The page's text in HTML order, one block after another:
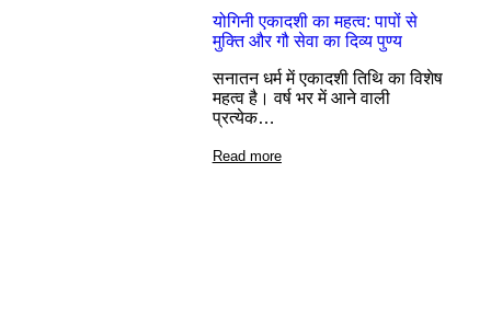
योगिनी एकादशी का महत्व: पापों से
मुक्ति और गौ सेवा का दिव्य पुण्य
सनातन धर्म में एकादशी तिथि का विशेष
महत्व है। वर्ष भर में आने वाली
प्रत्येक…
Read more